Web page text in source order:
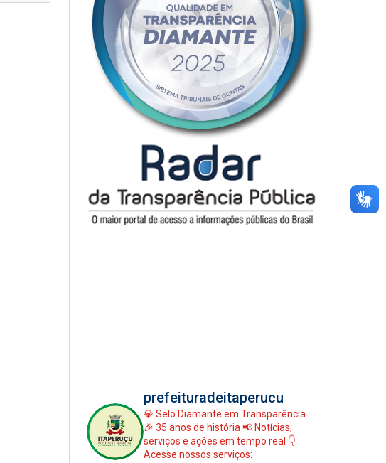
prefeituradeitaperucu
💎 Selo Diamante em Transparência
🎉 35 anos de história 📢 Notícias,
serviços e ações em tempo real 👇
Acesse nossos serviços: